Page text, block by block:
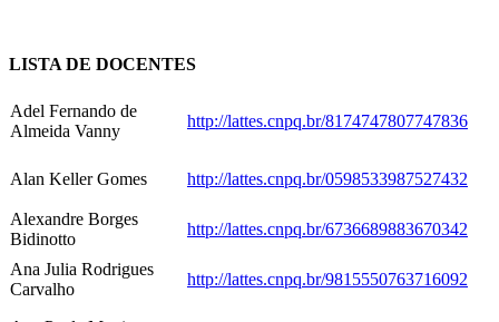
LISTA DE DOCENTES
Adel Fernando de
Almeida Vanny
http://lattes.cnpq.br/8174747807747836
Alan Keller Gomes http://lattes.cnpq.br/0598533987527432
Alexandre Borges
Bidinotto
http://lattes.cnpq.br/6736689883670342
Ana Julia Rodrigues
Carvalho
http://lattes.cnpq.br/9815550763716092